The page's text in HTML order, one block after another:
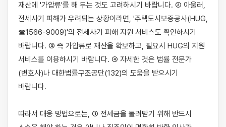
재산에 '가압류'를 해 두는 것도 고려하시기 바랍니다. ② 아울러,
전세사기 피해가 우려되는 상황이라면, '주택도시보증공사(HUG,
☎1566-9009)'의 전세사기 피해 지원 서비스도 확인하시기
바랍니다. ③ 즉 가압류로 재산을 확보하고, 필요시 HUG의 지원
서비스를 이용하시기 바랍니다. ④ 자세한 것은 법률 전문가
(변호사)나 대한법률구조공단(132)의 도움을 받으시기
바랍니다.
따라서 대응 방법으로는, ① 전세금을 돌려받기 위해 반드시